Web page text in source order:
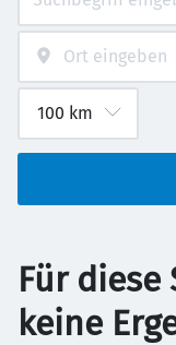
Für diese
keine